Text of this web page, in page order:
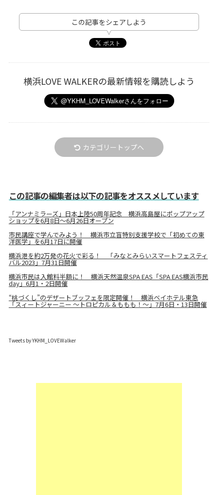
この記事をシェアしよう
横浜LOVE WALKERの最新情報を購読しよう
カテゴリートップへ
この記事の編集者は以下の記事をオススメしています
「アンナミラーズ」日本上陸50周年記念 横浜高島屋にポップアップ
ショップを6月8日～6月26日オープン
市民講座で学んでみよう！ 横浜市立盲特別支援学校で「初めての東
洋医学」を6月17日に開催
横浜港を約2万発の花火で彩る！ 「みなとみらいスマートフェスティ
バル2023」7月31日開催
横浜市民は入館料半額に！ 横浜天然温泉SPA EAS「SPA EAS横浜市民
day」6月1・2日開催
“桃づくし”のデザートブッフェを限定開催！ 横浜ベイホテル東急
「スィートジャーニー ～トロピカル＆ももも！～」7月6日・13日開催
Tweets by YKHM_LOVEWalker